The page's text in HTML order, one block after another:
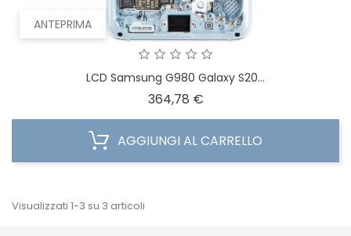
ANTEPRIMA
LCD Samsung G980 Galaxy S20...
364,78 €Prezzo
AGGIUNGI AL CARRELLO
Visualizzati 1-3 su 3 articoli